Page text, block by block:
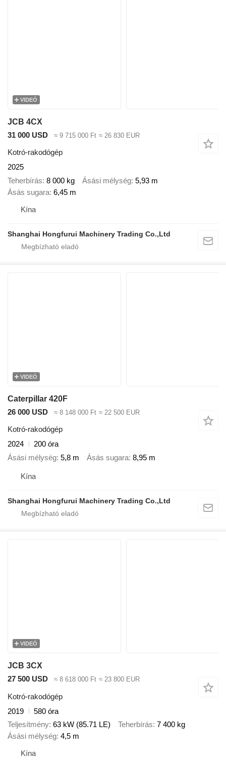
VIDEÓ
JCB 4CX
31 000 USD
≈ 9 715 000 Ft ≈ 26 830 EUR
Kotró-rakodógép
2025
Teherbírás 8 000 kg Ásási mélység 5,93 m
Ásás sugara 6,45 m
Kína
Shanghai Hongfurui Machinery Trading Co.,Ltd
VIDEÓ
Caterpillar 420F
26 000 USD
≈ 8 148 000 Ft ≈ 22 500 EUR
Kotró-rakodógép
2024
200 óra
Ásási mélység 5,8 m Ásás sugara 8,95 m
Kína
Shanghai Hongfurui Machinery Trading Co.,Ltd
VIDEÓ
JCB 3CX
27 500 USD
≈ 8 618 000 Ft ≈ 23 800 EUR
Kotró-rakodógép
2019
580 óra
Teljesítmény 63 kW (85.71 LE) Teherbírás 7 400 kg
Ásási mélység 4,5 m
Kína